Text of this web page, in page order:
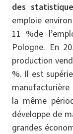
des
emploie
11 %de
Pologne. En
production
%. Il est
la même
développe de
grandes